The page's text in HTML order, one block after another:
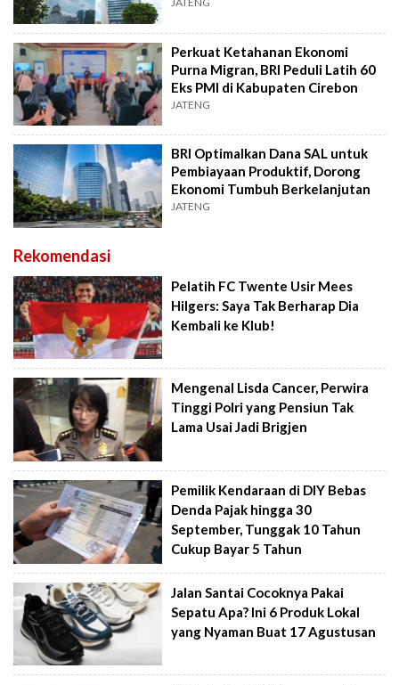
Perkuat Ketahanan Ekonomi
Purna Migran, BRI Peduli Latih 60
Eks PMI di Kabupaten Cirebon
JATENG
BRI Optimalkan Dana SAL untuk
Pembiayaan Produktif, Dorong
Ekonomi Tumbuh Berkelanjutan
JATENG
Rekomendasi
Pelatih FC Twente Usir Mees
Hilgers: Saya Tak Berharap Dia
Kembali ke Klub!
Mengenal Lisda Cancer, Perwira
Tinggi Polri yang Pensiun Tak
Lama Usai Jadi Brigjen
Pemilik Kendaraan di DIY Bebas
Denda Pajak hingga 30
September, Tunggak 10 Tahun
Cukup Bayar 5 Tahun
Jalan Santai Cocoknya Pakai
Sepatu Apa? Ini 6 Produk Lokal
yang Nyaman Buat 17 Agustusan